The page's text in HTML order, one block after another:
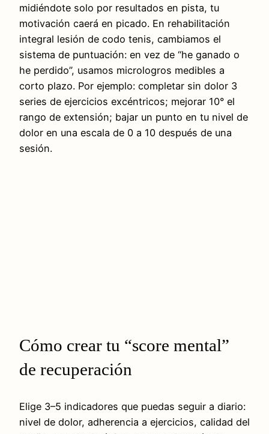
midiéndote solo por resultados en pista, tu
motivación caerá en picado. En rehabilitación
integral lesión de codo tenis, cambiamos el
sistema de puntuación: en vez de “he ganado o
he perdido”, usamos micrologros medibles a
corto plazo. Por ejemplo: completar sin dolor 3
series de ejercicios excéntricos; mejorar 10° el
rango de extensión; bajar un punto en tu nivel de
dolor en una escala de 0 a 10 después de una
sesión.
Cómo crear tu “score mental”
de recuperación
Elige 3–5 indicadores que puedas seguir a diario:
nivel de dolor, adherencia a ejercicios, calidad del